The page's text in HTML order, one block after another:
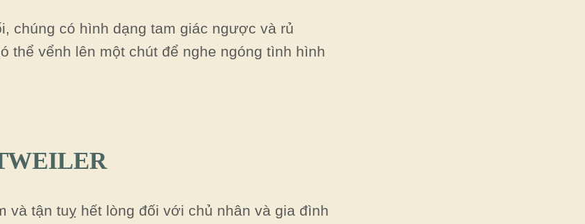
chúng có hình dạng tam giác ngược và rủ
vểnh lên một chút để nghe ngóng tình hình
và tận tuỵ hết lòng đối với chủ nhân và gia đình